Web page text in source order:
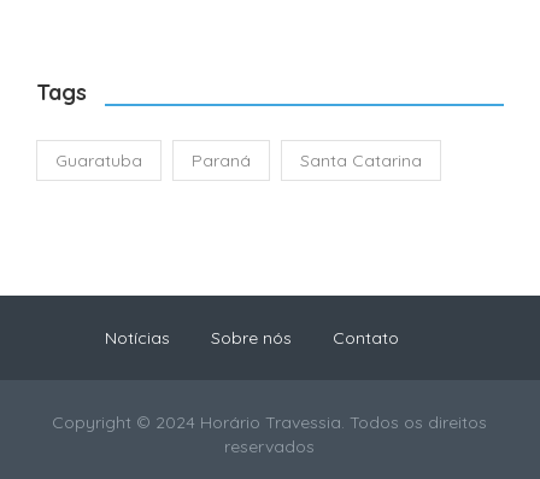
Tags
Guaratuba Paraná Santa Catarina
Notícias Sobre nós Contato
Copyright © 2024 Horário Travessia. Todos os direitos
reservados